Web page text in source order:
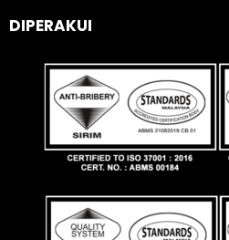
DIPERAKUI